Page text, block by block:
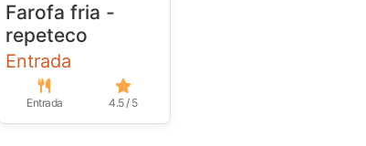
Farofa fria -
repeteco
Entrada
Entrada 4.5 / 5